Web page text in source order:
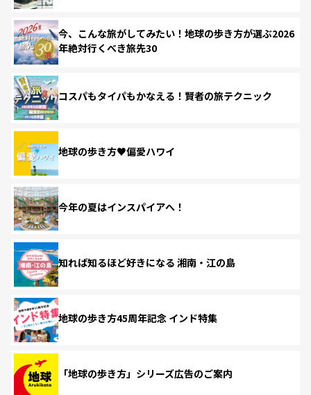
今、こんな旅がしてみたい！地球の歩き方が選ぶ2026
年絶対行くべき旅先30
コスパもタイパもかなえる！賢者の旅テクニック
地球の歩き方♥偏愛ハワイ
今年の夏はインスパイアへ！
知れば知るほど好きになる 湘南・江の島
地球の歩き方45周年記念 インド特集
「地球の歩き方」シリーズ広告のご案内